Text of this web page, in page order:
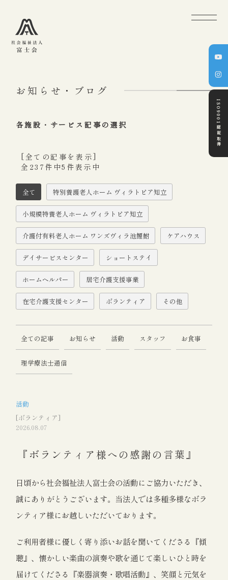
ISO9001認証取得
お知らせ・ブログ
各施設・サービス記事の選択
全て 特別養護老人ホーム ヴィラトピア知立
小規模特養老人ホーム ヴィラトピア知立
介護付有料老人ホーム ワンズヴィラ池鯉鮒 ケアハウス
デイサービスセンター ショートステイ
ホームヘルパー 居宅介護支援事業
在宅介護支援センター ボランティア その他
[全ての記事を表示]
全237件中5件表示中
全ての記事 お知らせ 活動 スタッフ お食事
理学療法士通信
活動
[ボランティア]
2026.08.07
『ボランティア様への感謝の言葉』
日頃から社会福祉法人富士会の活動にご協力いただき、
誠にありがとうございます。当法人では多種多様なボラ
ンティア様にお越しいただいております。
ご利用者様に優しく寄り添いお話を聞いてくださる『傾
聴』、懐かしい楽曲の演奏や歌を通じて楽しいひと時を
届けてくださる『楽器演奏・歌唱活動』、笑顔と元気を